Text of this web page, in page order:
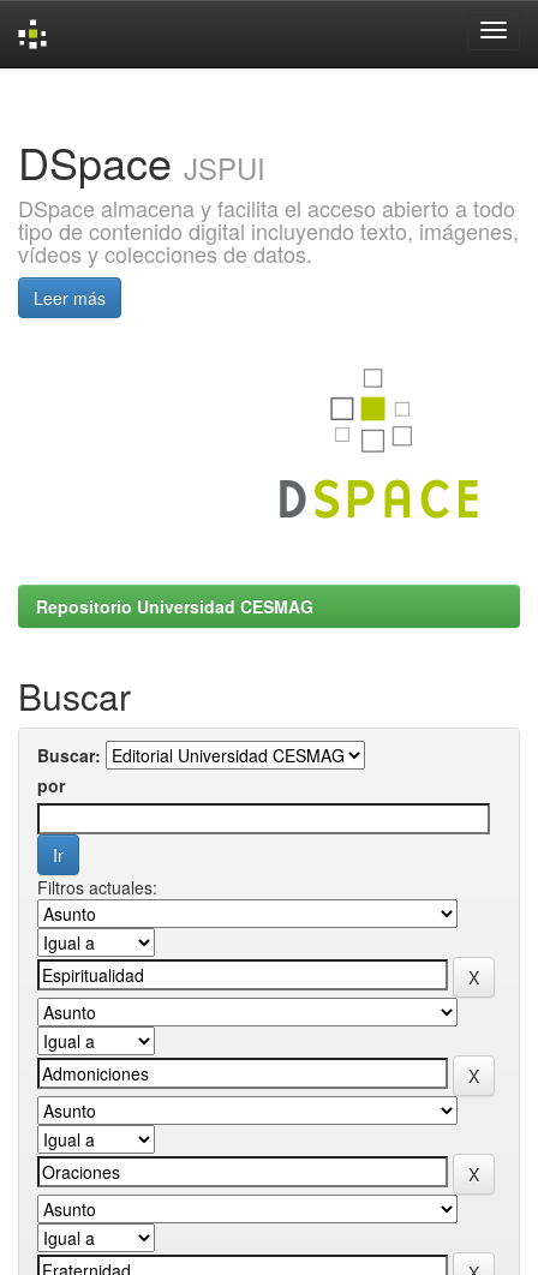
DSpace JSPUI
DSpace almacena y facilita el acceso abierto a todo
tipo de contenido digital incluyendo texto, imágenes,
vídeos y colecciones de datos.
Leer más
Repositorio Universidad CESMAG
Buscar
Buscar:
por
Filtros actuales: